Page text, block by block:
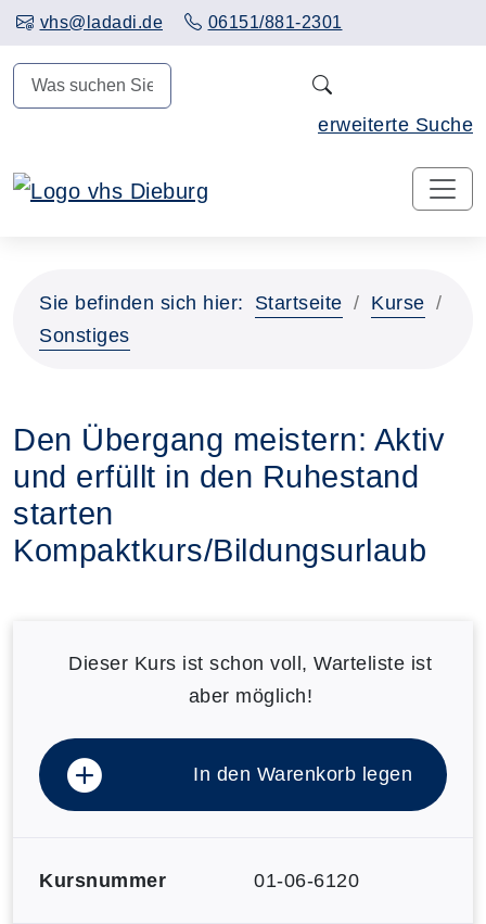
vhs@ladadi.de 06151/881-2301
erweiterte Suche
Hauptinhalt anspringen
Sie befinden sich hier: Startseite
Kurse
Sonstiges
Den Übergang meistern: Aktiv
und erfüllt in den Ruhestand
starten
Kompaktkurs/Bildungsurlaub
Dieser Kurs ist schon voll, Warteliste ist
aber möglich!
In den Warenkorb legen
Kursnummer 01-06-6120